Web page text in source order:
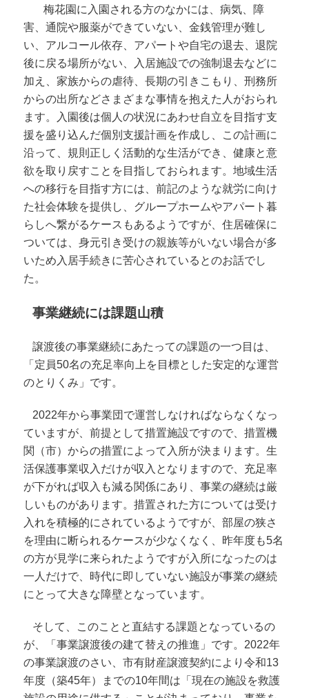
梅花園に入園される方のなかには、病気、障
害、通院や服薬ができていない、金銭管理が難し
い、アルコール依存、アパートや自宅の退去、退院
後に戻る場所がない、入居施設での強制退去などに
加え、家族からの虐待、長期の引きこもり、刑務所
からの出所などさまざまな事情を抱えた人がおられ
ます。入園後は個人の状況にあわせ自立を目指す支
援を盛り込んだ個別支援計画を作成し、この計画に
沿って、規則正しく活動的な生活ができ、健康と意
欲を取り戻すことを目指しておられます。地域生活
への移行を目指す方には、前記のような就労に向け
た社会体験を提供し、グループホームやアパート暮
らしへ繋がるケースもあるようですが、住居確保に
ついては、身元引き受けの親族等がいない場合が多
いため入居手続きに苦心されているとのお話でし
た。
事業継続には課題山積
譲渡後の事業継続にあたっての課題の一つ目は、
「定員50名の充足率向上を目標とした安定的な運営
のとりくみ」です。
2022年から事業団で運営しなければならなくなっ
ていますが、前提として措置施設ですので、措置機
関（市）からの措置によって入所が決まります。生
活保護事業収入だけが収入となりますので、充足率
が下がれば収入も減る関係にあり、事業の継続は厳
しいものがあります。措置された方については受け
入れを積極的にされているようですが、部屋の狭さ
を理由に断られるケースが少なくなく、昨年度も5名
の方が見学に来られたようですが入所になったのは
一人だけで、時代に即していない施設が事業の継続
にとって大きな障壁となっています。
そして、このことと直結する課題となっているの
が、「事業譲渡後の建て替えの推進」です。2022年
の事業譲渡のさい、市有財産譲渡契約により令和13
年度（築45年）までの10年間は「現在の施設を救護